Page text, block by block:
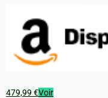
479,99 €Voir